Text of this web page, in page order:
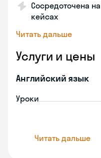
Сосредоточена
кейсах
Читать дальше
Услуги и цены
Английский язык
Уроки
Читать дальше